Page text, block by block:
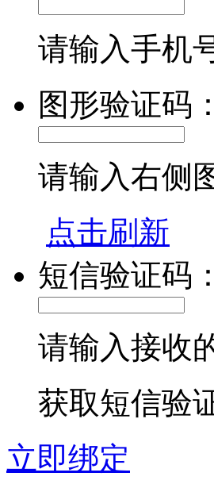
请输入手机
图形验证码：
请输入右侧
点击刷新
短信验证码：
请输入接收
获取短信验
立即绑定